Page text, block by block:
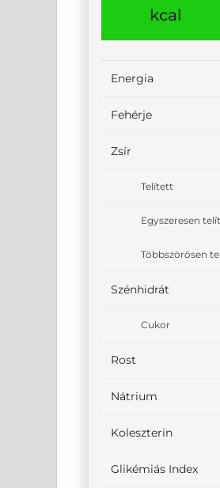
kcal
Energia
Fehérje
Zsír
Telített
Egyszeresen
Többszörösen
Szénhidrát
Cukor
Rost
Nátrium
Koleszterin
Glikémiás Index